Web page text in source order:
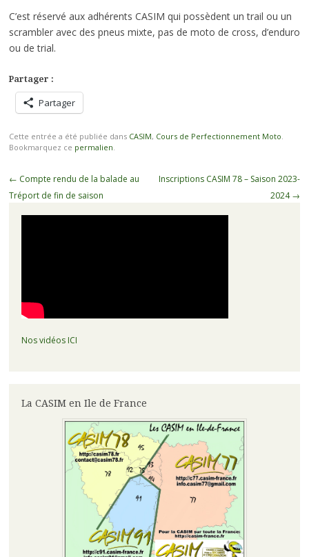
C’est réservé aux adhérents CASIM qui possèdent un trail ou un
scrambler avec des pneus mixte, pas de moto de cross, d’enduro
ou de trial.
Partager :
Partager
Cette entrée a été publiée dans CASIM, Cours de Perfectionnement Moto.
Bookmarquez ce permalien.
Navigation
des
← Compte rendu de la balade au
Tréport de fin de saison
Inscriptions CASIM 78 – Saison 2023-
2024→
Nos vidéos ICI
La CASIM en Ile de France